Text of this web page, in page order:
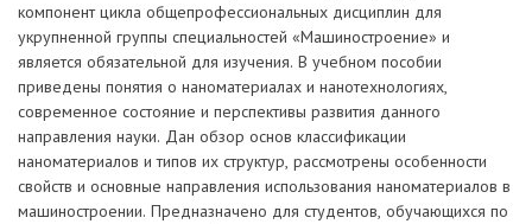
компонент цикла общепрофессиональных дисциплин для
укрупненной группы специальностей «Машиностроение» и
является обязательной для изучения. В учебном пособии
приведены понятия о наноматериалах и нанотехнологиях,
современное состояние и перспективы развития данного
направления науки. Дан обзор основ классификации
наноматериалов и типов их структур, рассмотрены особенности
свойств и основные направления использования наноматериалов в
машиностроении. Предназначено для студентов, обучающихся по